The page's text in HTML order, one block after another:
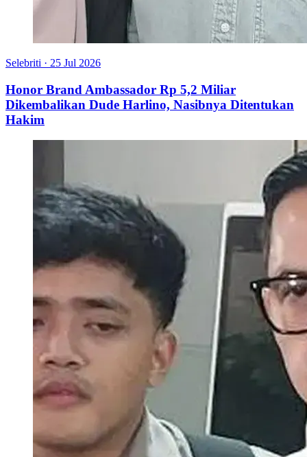
Selebriti · 25 Jul 2026
Honor Brand Ambassador Rp 5,2 Miliar
Dikembalikan Dude Harlino, Nasibnya Ditentukan
Hakim